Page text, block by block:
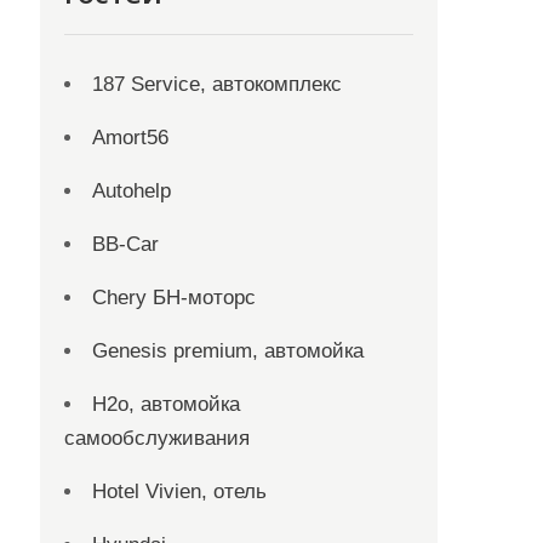
187 Service, автокомплекс
Amort56
Autohelp
BB-Car
Chery БН-моторс
Genesis premium, автомойка
H2o, автомойка
самообслуживания
Hotel Vivien, отель